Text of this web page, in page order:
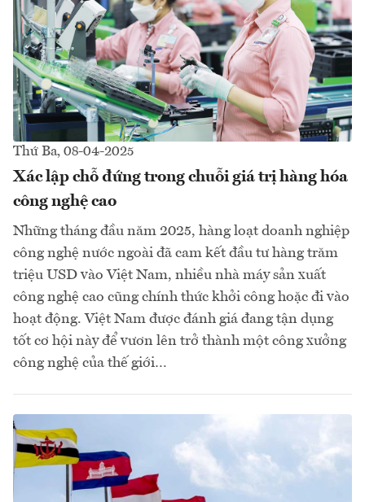
Thứ Ba, 08-04-2025
Xác lập chỗ đứng trong chuỗi giá trị hàng hóa
công nghệ cao
Những tháng đầu năm 2025, hàng loạt doanh nghiệp
công nghệ nước ngoài đã cam kết đầu tư hàng trăm
triệu USD vào Việt Nam, nhiều nhà máy sản xuất
công nghệ cao cũng chính thức khởi công hoặc đi vào
hoạt động. Việt Nam được đánh giá đang tận dụng
tốt cơ hội này để vươn lên trở thành một công xưởng
công nghệ của thế giới…